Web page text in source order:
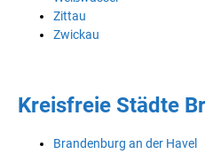
Zittau
Zwickau
Kreisfreie Städte
Brandenburg an der Havel